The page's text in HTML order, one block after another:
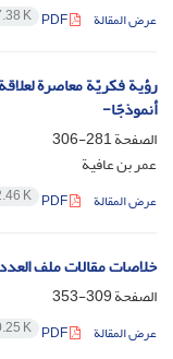
عرض المقالة K
رؤیة فکریّة معاصرة
أنموذجًا-
الصفحة281-306
عمر بن عافیة
عرض المقالة K
خلاصات مقالات ملف العدد
الصفحة309-353
عرض المقالة K